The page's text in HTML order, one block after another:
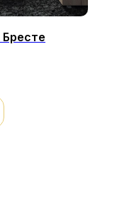
Бресте